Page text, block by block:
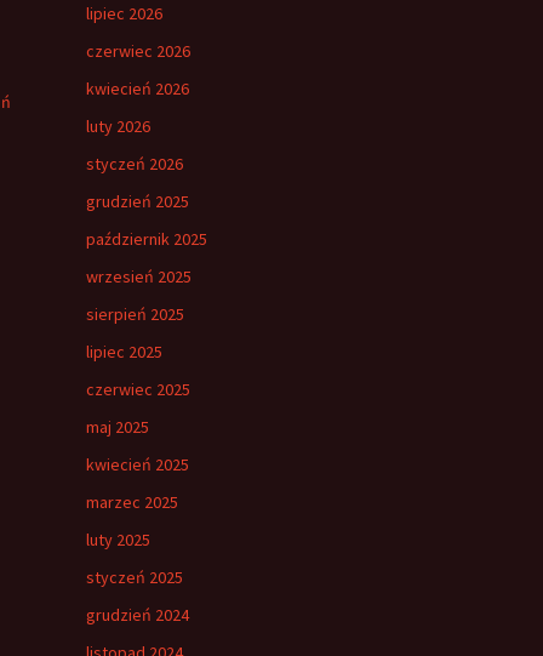
lipiec 2026
czerwiec 2026
kwiecień 2026
luty 2026
styczeń 2026
grudzień 2025
październik 2025
wrzesień 2025
sierpień 2025
lipiec 2025
czerwiec 2025
maj 2025
kwiecień 2025
marzec 2025
luty 2025
styczeń 2025
grudzień 2024